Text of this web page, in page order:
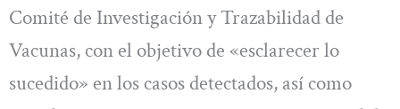
Comité de Investigación y Trazabilidad de
Vacunas, con el objetivo de «esclarecer lo
sucedido» en los casos detectados, así como